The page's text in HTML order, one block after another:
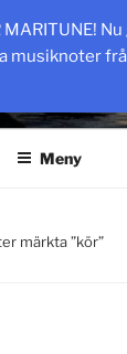
musiknoter
Meny
märkta ”kör”